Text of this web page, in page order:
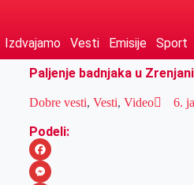
Izdvajamo Vesti Emisije Sport
Paljenje badnjaka u
Dobre vesti, Vesti, Video 6.
Podeli:
F